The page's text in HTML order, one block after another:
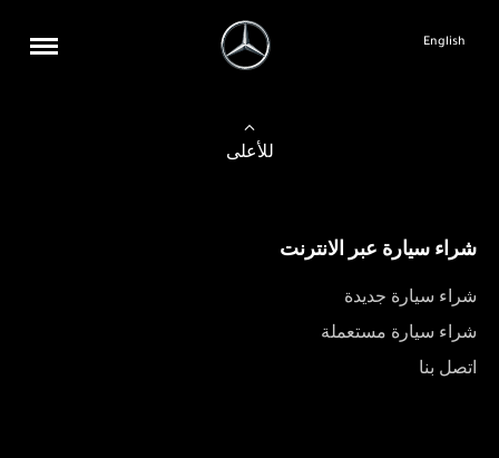
English
للأعلى
شراء سيارة عبر الانترنت
شراء سيارة جديدة
شراء سيارة مستعملة
اتصل بنا